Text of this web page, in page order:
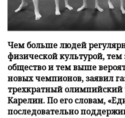
Чем больше людей
физической культурой, тем
общество и тем выше
новых чемпионов, заявил
трехкратный
Карелин. По его словам,
последовательно